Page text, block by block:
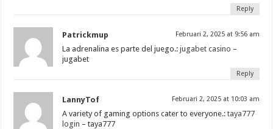
Reply
Patrickmup Februari 2, 2025 at 9:56 am
La adrenalina es parte del juego.:jugabet casino –
jugabet
Reply
LannyTof Februari 2, 2025 at 10:03 am
A variety of gaming options cater to everyone.:taya777
login – taya777